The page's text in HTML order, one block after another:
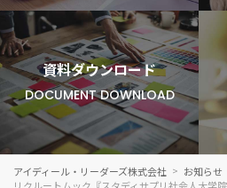
資料ダウンロード
DOCUMENT DOWNLOAD
アイディール・リーダーズ株式会社
お知らせ
リクルートムック『スタディサプリ社会人大学